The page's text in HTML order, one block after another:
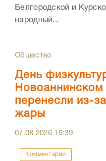
Белгородской и
народный...
Общество
День
Новоаннинском
перенесли из-
жары
07.08.2026 16:39
Комментарии